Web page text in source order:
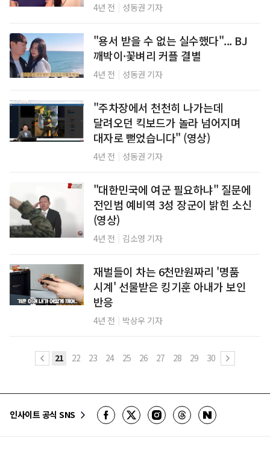
4년 전 성동권 기자
"용서 받을 수 없는 실수했다"... BJ
깨박이·꽃벼리 커플 결별
4년 전 성동권 기자
"주차장에서 천천히 나가는데
달려오던 킥보드가 놀라 넘어지며
대자로 뻗었습니다" (영상)
4년 전 성동권 기자
"대한민국에 여군 필요하냐" 질문에
전인범 예비역 3성 장군이 밝힌 소신
(영상)
4년 전 김소영 기자
재벌들이 차는 6천만원짜리 '명품
시계' 선물받은 킹기훈 아내가 보인
반응
4년 전 박상우 기자
21 22 23 24 25 26 27 28 29 30
인사이트 공식 SNS